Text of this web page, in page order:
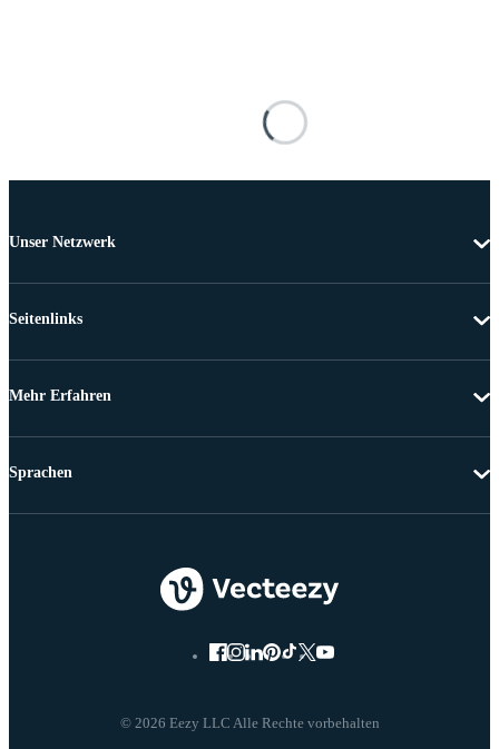
Unser Netzwerk
Seitenlinks
Mehr Erfahren
© 2026 Eezy LLC Alle Rechte vorbehalten
Sprachen